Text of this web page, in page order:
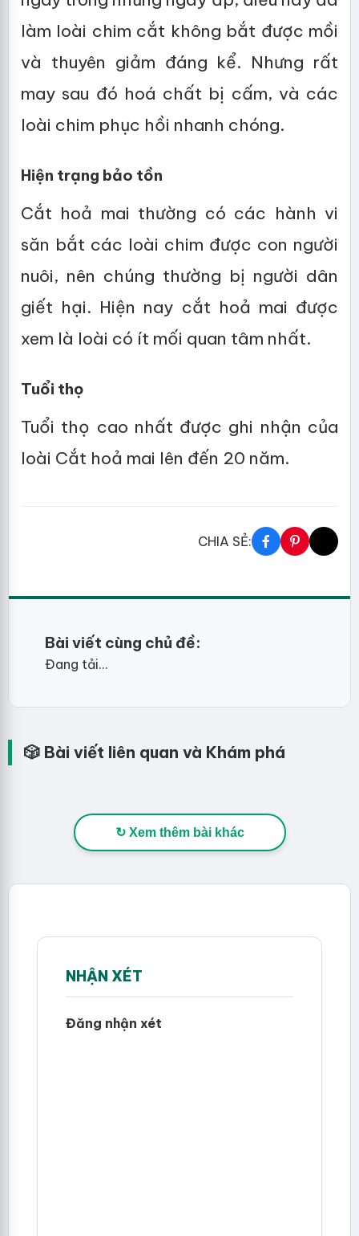
làm loài chim cắt không bắt được mồi
và thuyên giảm đáng kể. Nhưng rất
may sau đó hoá chất bị cấm, và các
loài chim phục hồi nhanh chóng.
Hiện trạng bảo tồn
Cắt hoả mai thường có các hành vi
săn bắt các loài chim được con người
nuôi, nên chúng thường bị người dân
giết hại. Hiện nay cắt hoả mai được
xem là loài có ít mối quan tâm nhất.
Tuổi thọ
Tuổi thọ cao nhất được ghi nhận của
loài Cắt hoả mai lên đến 20 năm.
CHIA SẺ:
Bài viết cùng chủ đề:
Đang tải...
🎲 Bài viết liên quan và Khám phá
↻ Xem thêm bài khác
NHẬN XÉT
Đăng nhận xét